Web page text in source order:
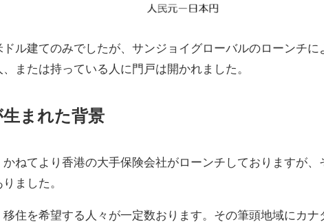
ル建てのみでしたが、サンジョイグローバルのローンチに
または持っている人に門戸は開かれました。
まれた背景
ねてより香港の大手保険会社がローンチしておりますが、
ました。
住を希望する人々が一定数おります。その筆頭地域にカナ